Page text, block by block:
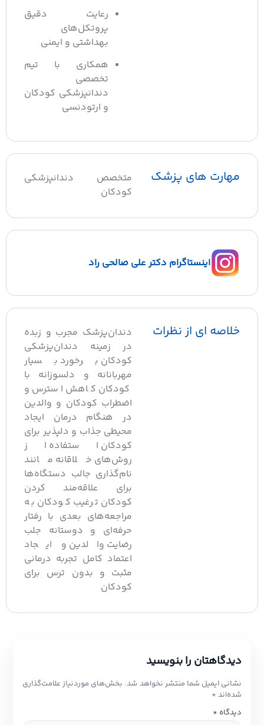
رعایت دقیق
پروتکل‌های
بهداشتی و ایمنی
همکاری با تیم
تخصصی
دندانپزشکی کودکان
و ارتودنسی
مهارت های پزشک
متخصص دندانپزشکی
کودکان
اینستاگرام دکتر علی صالحی راد
خلاصه ای از نظرات
دندان‌پزشک مجرب و زبده
در زمینه دندان‌پزشکی
کودکان برخورد بسیار
مهربانانه و دلسوزانه با
کودکان کاهش استرس و
اضطراب کودکان و والدین
در هنگام درمان ایجاد
محیطی جذاب و دلپذیر برای
کودکان استفاده از
روش‌های خلاقانه مانند
نام‌گذاری جالب دستگاه‌ها
برای علاقه‌مند کردن
کودکان ترغیب کودکان به
مراجعه‌های بعدی با رفتار
حرفه‌ای و دوستانه جلب
رضایت والدین و ایجاد
اعتماد کامل تجربه درمانی
مثبت و بدون ترس برای
کودکان
را بنویسید
ایمیل شما منتشر نخواهد شد. بخش‌های موردنیاز علامت‌گذاری
*
*